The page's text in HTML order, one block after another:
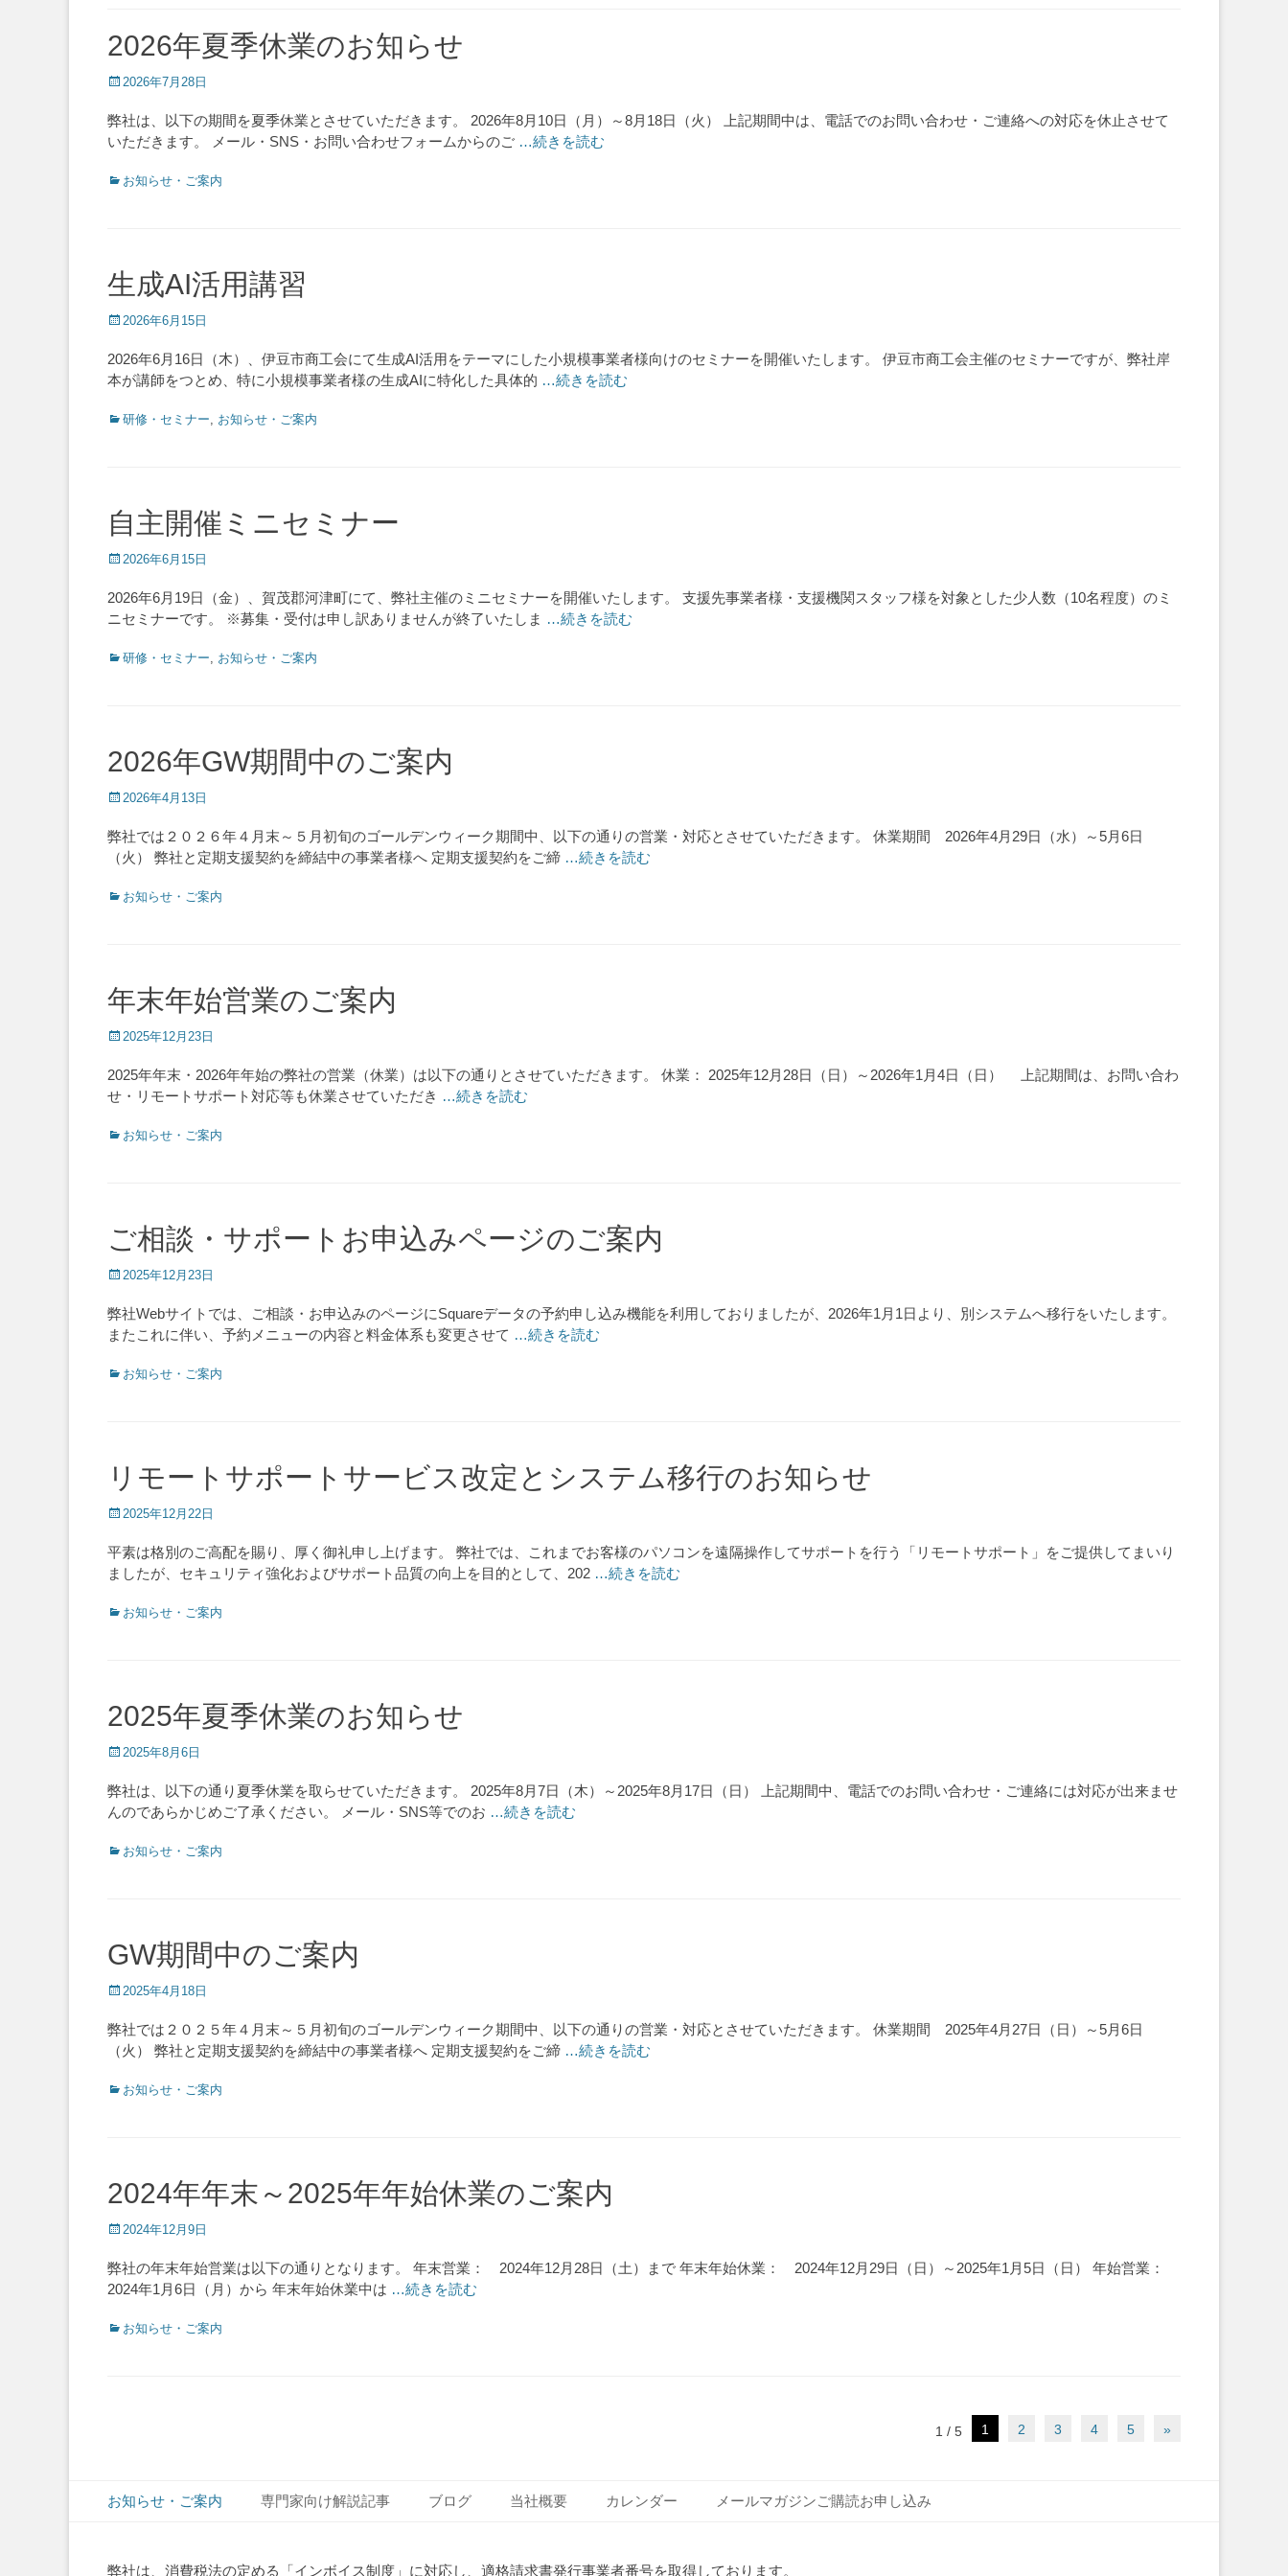
2026年夏季休業のお知らせ
Posted
2026年7月28日
弊社は、以下の期間を夏季休業とさせていただきます。 2026年8月10日（月）～8月18日（火） 上記期間中は、電話でのお問い合わせ・ご連絡への対応を休止させて
いただきます。 メール・SNS・お問い合わせフォームからのご …続きを読む
Categories
お知らせ・ご案内
生成AI活用講習
Posted
2026年6月15日
2026年6月16日（木）、伊豆市商工会にて生成AI活用をテーマにした小規模事業者様向けのセミナーを開催いたします。 伊豆市商工会主催のセミナーですが、弊社岸
本が講師をつとめ、特に小規模事業者様の生成AIに特化した具体的 …続きを読む
Categories
研修・セミナー, お知らせ・ご案内
自主開催ミニセミナー
Posted
2026年6月15日
2026年6月19日（金）、賀茂郡河津町にて、弊社主催のミニセミナーを開催いたします。 支援先事業者様・支援機関スタッフ様を対象とした少人数（10名程度）のミ
ニセミナーです。 ※募集・受付は申し訳ありませんが終了いたしま …続きを読む
Categories
研修・セミナー, お知らせ・ご案内
2026年GW期間中のご案内
Posted
2026年4月13日
弊社では２０２６年４月末～５月初旬のゴールデンウィーク期間中、以下の通りの営業・対応とさせていただきます。 休業期間 2026年4月29日（水）～5月6日
（火） 弊社と定期支援契約を締結中の事業者様へ 定期支援契約をご締 …続きを読む
Categories
お知らせ・ご案内
年末年始営業のご案内
Posted
2025年12月23日
2025年年末・2026年年始の弊社の営業（休業）は以下の通りとさせていただきます。 休業： 2025年12月28日（日）～2026年1月4日（日） 上記期間は、お問い合わ
せ・リモートサポート対応等も休業させていただき …続きを読む
Categories
お知らせ・ご案内
ご相談・サポートお申込みページのご案内
Posted
2025年12月23日
弊社Webサイトでは、ご相談・お申込みのページにSquareデータの予約申し込み機能を利用しておりましたが、2026年1月1日より、別システムへ移行をいたします。
またこれに伴い、予約メニューの内容と料金体系も変更させて …続きを読む
Categories
お知らせ・ご案内
リモートサポートサービス改定とシステム移行のお知らせ
Posted
2025年12月22日
平素は格別のご高配を賜り、厚く御礼申し上げます。 弊社では、これまでお客様のパソコンを遠隔操作してサポートを行う「リモートサポート」をご提供してまいり
ましたが、セキュリティ強化およびサポート品質の向上を目的として、202 …続きを読む
Categories
お知らせ・ご案内
2025年夏季休業のお知らせ
Posted
2025年8月6日
弊社は、以下の通り夏季休業を取らせていただきます。 2025年8月7日（木）～2025年8月17日（日） 上記期間中、電話でのお問い合わせ・ご連絡には対応が出来ませ
んのであらかじめご了承ください。 メール・SNS等でのお …続きを読む
Categories
お知らせ・ご案内
GW期間中のご案内
Posted
2025年4月18日
弊社では２０２５年４月末～５月初旬のゴールデンウィーク期間中、以下の通りの営業・対応とさせていただきます。 休業期間 2025年4月27日（日）～5月6日
（火） 弊社と定期支援契約を締結中の事業者様へ 定期支援契約をご締 …続きを読む
Categories
お知らせ・ご案内
2024年年末～2025年年始休業のご案内
Posted
2024年12月9日
弊社の年末年始営業は以下の通りとなります。 年末営業： 2024年12月28日（土）まで 年末年始休業： 2024年12月29日（日）～2025年1月5日（日） 年始営業：
2024年1月6日（月）から 年末年始休業中は …続きを読む
Categories
お知らせ・ご案内
1 / 5 1 2 3 4 5 »
Footer Menu
お知らせ・ご案内 専門家向け解説記事 ブログ 当社概要 カレンダー メールマガジンご購読お申し込み
弊社は、消費税法の定める「インボイス制度」に対応し、適格請求書発行事業者番号を取得しております。